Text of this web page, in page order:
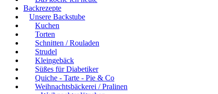
Backrezepte
Unsere Backstube
Kuchen
Torten
Schnitten / Rouladen
Strudel
Kleingebäck
Süßes für Diabetiker
Quiche - Tarte - Pie & Co
Weihnachtsbäckerei / Pralinen